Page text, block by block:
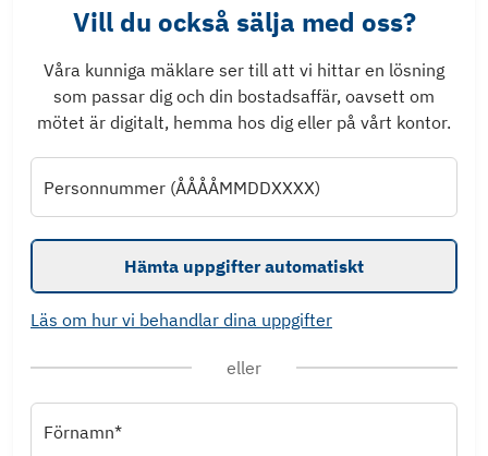
Vill du också sälja med oss?
Våra kunniga mäklare ser till att vi hittar en lösning
som passar dig och din bostadsaffär, oavsett om
mötet är digitalt, hemma hos dig eller på vårt kontor.
Personnummer (ÅÅÅÅMMDDXXXX)
Hämta uppgifter automatiskt
Läs om hur vi behandlar dina uppgifter
eller
Förnamn*